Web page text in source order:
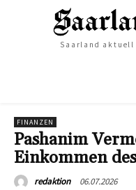
Saarland
FINANZEN
Pashanim
Einkommen
redaktion 06.07.2026